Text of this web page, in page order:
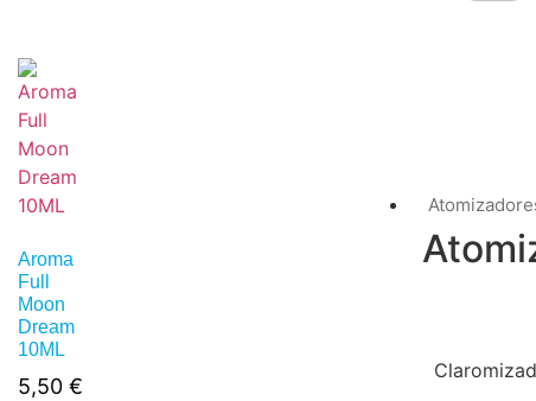
Aroma
Full
Moon
Dream
10ML
5,50 €